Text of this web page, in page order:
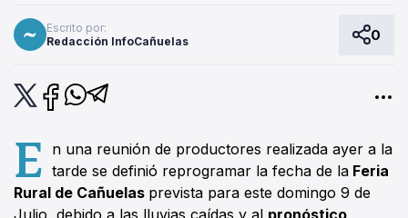
Escrito por:
Redacción InfoCañuelas
0
E n una reunión de productores realizada ayer a la
tarde se definió reprogramar la fecha de la Feria
Rural de Cañuelas prevista para este domingo 9 de
Julio, debido a las lluvias caídas y al pronóstico